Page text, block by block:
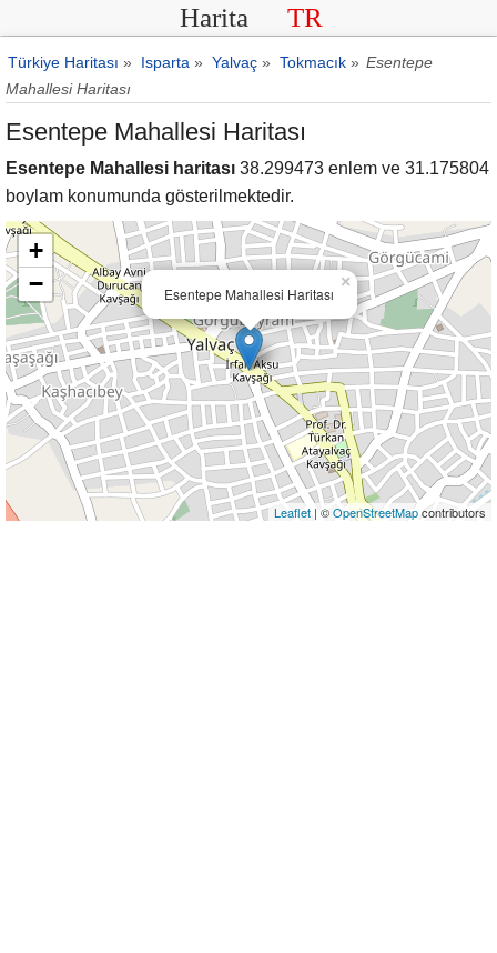
Harita TR
Türkiye Haritası » Isparta » Yalvaç » Tokmacık » Esentepe
Mahallesi Haritası
Esentepe Mahallesi Haritası
Esentepe Mahallesi haritası 38.299473 enlem ve 31.175804
boylam konumunda gösterilmektedir.
Esentepe Mahallesi Haritası
×
+
−
Leaflet| ©OpenStreetMapcontributors